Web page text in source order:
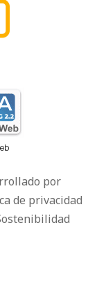
por
de privacidad